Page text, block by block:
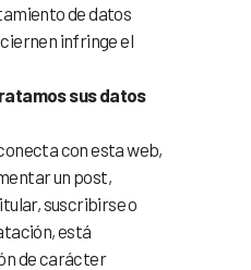
de datos
infringe el
sus datos
con esta web,
un post,
suscribirse o
está
de carácter